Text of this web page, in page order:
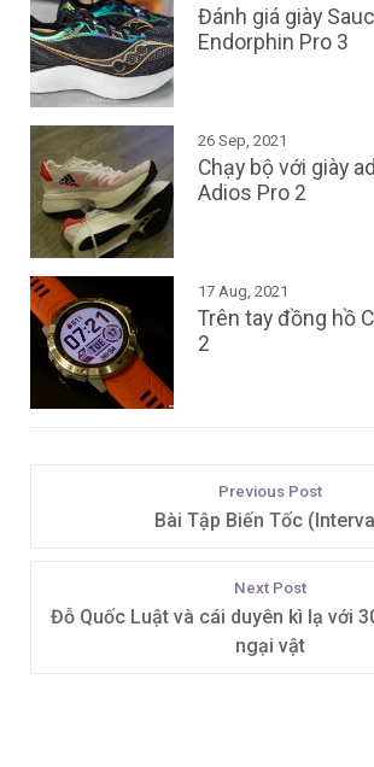
Đánh giá giày
Endorphin Pro 3
26 Sep, 2021
Chạy bộ với giày
Adios Pro 2
17 Aug, 2021
Trên tay đồng hồ
2
Previous Post
Bài Tập Biến Tốc
Next Post
Đỗ Quốc Luật và cái duyên kì lạ với
ngại vật